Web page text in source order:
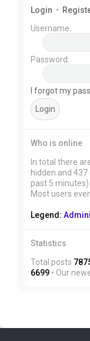
Login •
Username:
Password:
I forgot my
Who is online
In total there
hidden and
past 5 minutes)
Most users
Legend:
Statistics
Total posts
6699 • Our